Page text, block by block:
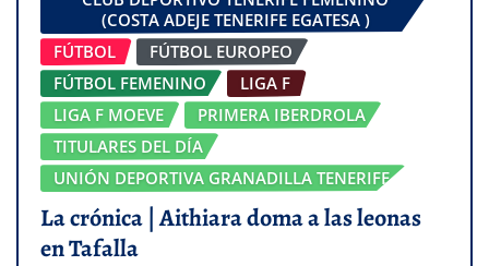
(COSTA ADEJE TENERIFE EGATESA )
FÚTBOL
FÚTBOL EUROPEO
FÚTBOL FEMENINO
LIGA F
LIGA F MOEVE
PRIMERA IBERDROLA
TITULARES DEL DÍA
UNIÓN DEPORTIVA GRANADILLA TENERIFE
La crónica | Aithiara doma a las leonas
en Tafalla